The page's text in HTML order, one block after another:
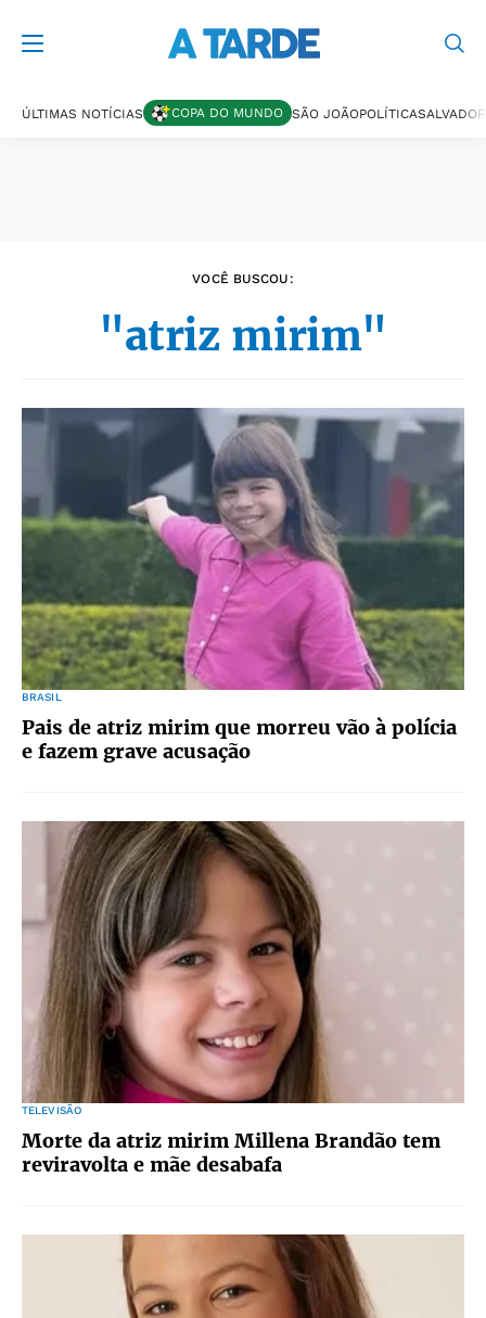
ÚLTIMAS NOTÍCIAS COPA DO MUNDO SÃO JOÃOPOLÍTICASALVADOR
VOCÊ BUSCOU:
"atriz mirim"
BRASIL
Pais de atriz mirim que morreu vão à polícia
e fazem grave acusação
TELEVISÃO
Morte da atriz mirim Millena Brandão tem
reviravolta e mãe desabafa